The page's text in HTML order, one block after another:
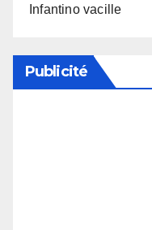
Infantino vacille
Publicité